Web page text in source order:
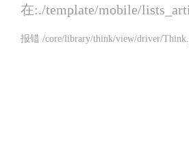
在:./template/mobile/
报错 /core/library/think/view/driver/